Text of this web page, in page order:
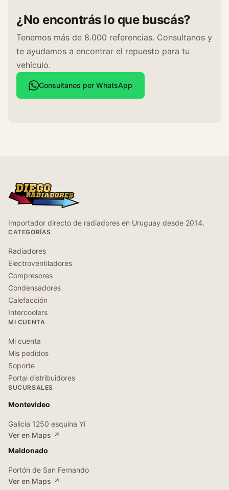
¿No encontrás lo que buscás?
Tenemos más de 8.000 referencias. Consultanos y
te ayudamos a encontrar el repuesto para tu
vehículo.
Consultanos por WhatsApp
Importador directo de radiadores en Uruguay desde 2014.
CATEGORÍAS
Radiadores
Electroventiladores
Compresores
Condensadores
Calefacción
Intercoolers
MI CUENTA
Mi cuenta
Mis pedidos
Soporte
Portal distribuidores
SUCURSALES
Montevideo
Galicia 1250 esquina Yí
Ver en Maps ↗
Maldonado
Portón de San Fernando
Ver en Maps ↗